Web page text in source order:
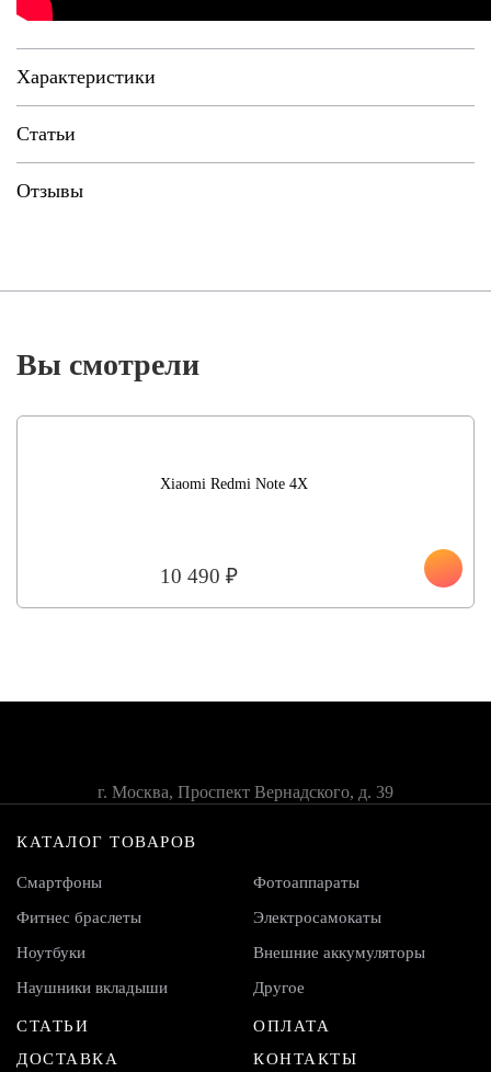
Характеристики
Статьи
Отзывы
Вы смотрели
Xiaomi Redmi Note 4X
10 490 ₽
КАТАЛОГ ТОВАРОВ
Смартфоны
Фитнес браслеты
Ноутбуки
Наушники вкладыши
Фотоаппараты
Электросамокаты
Внешние аккумуляторы
Другое
СТАТЬИ
ДОСТАВКА
ОПЛАТА
КОНТАКТЫ
г. Москва, Проспект Вернадского, д. 39